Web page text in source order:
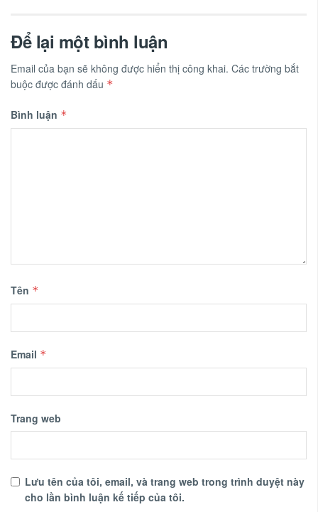
Để lại một bình luận
Email của bạn sẽ không được hiển thị công khai. Các trường bắt
buộc được đánh dấu *
Bình luận *
Tên *
Email *
Trang web
Lưu tên của tôi, email, và trang web trong trình duyệt này
cho lần bình luận kế tiếp của tôi.